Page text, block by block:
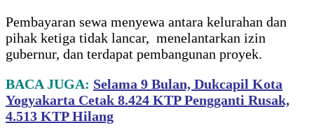
Pembayaran sewa menyewa antara kelurahan dan
pihak ketiga tidak lancar, menelantarkan izin
gubernur, dan terdapat pembangunan proyek.
BACA JUGA: Selama 9 Bulan, Dukcapil Kota
Yogyakarta Cetak 8.424 KTP Pengganti Rusak,
4.513 KTP Hilang